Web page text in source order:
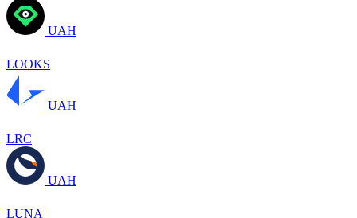
UAH
LOOKS
UAH
LRC
UAH
LUNA